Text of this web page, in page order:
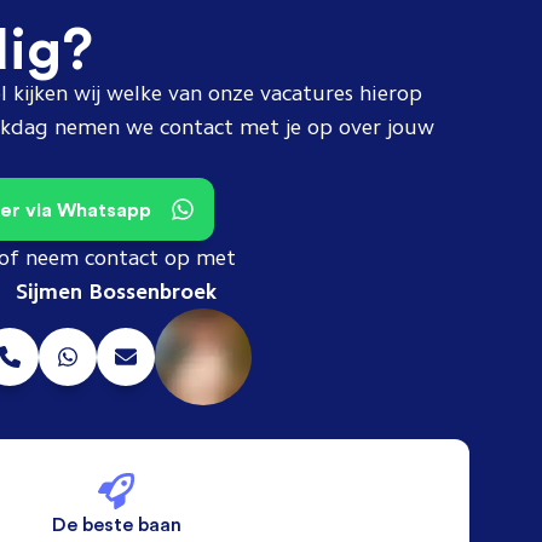
kijken wij welke van onze vacatures hierop
nemen we contact met je op over jouw
via Whatsapp
neem contact op met
Sijmen Bossenbroek
De beste baan